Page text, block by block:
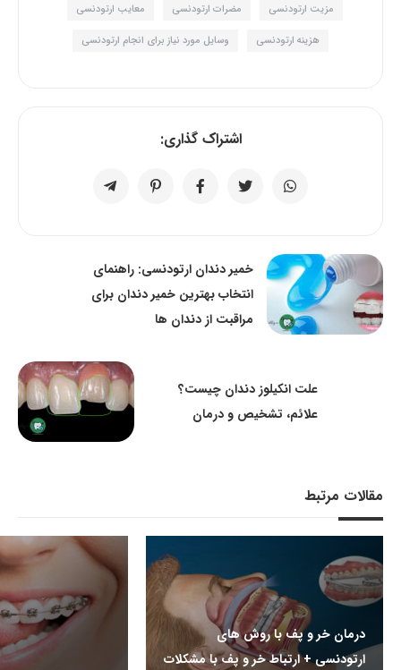
مزیت ارتودنسی مضرات ارتودنسی معایب ارتودنسی
هزینه ارتودنسی وسایل مورد نیاز برای انجام ارتودنسی
اشتراک گذاری:
خمیر دندان ارتودنسی: راهنمای
انتخاب بهترین خمیر دندان برای
مراقبت از دندان ها
علت انکیلوز دندان چیست؟
علائم، تشخیص و درمان
مقالات مرتبط
درمان خر و پف با روش های
ارتودنسی + ارتباط خر و پف با مشکلات